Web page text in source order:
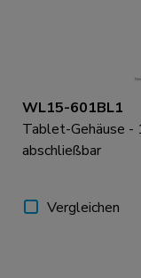
WL15-601BL1
Tablet-Gehäuse
abschließbar
Vergleichen